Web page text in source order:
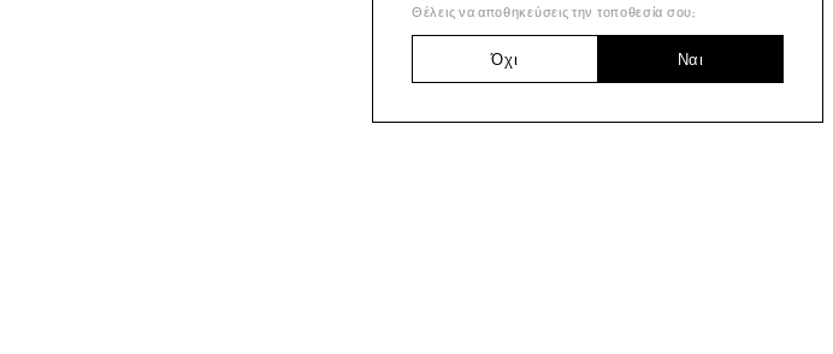
Θέλεις να αποθηκεύσεις την τοποθεσία σου;
Όχι Ναι